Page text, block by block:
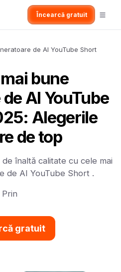
Încearcă gratuit
de AI YouTube Short
bune
AI YouTube
Alegerile
de top
înaltă calitate cu cele mai
de AI YouTube Short .
Prin
gratuit